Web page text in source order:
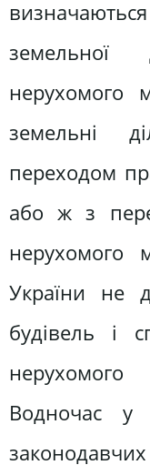
земельної
нерухомого
земельні
переходом
або ж з
України не
будівель і
Водночас